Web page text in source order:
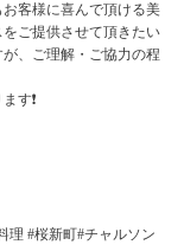
客様に喜んで頂ける美
ご提供させて頂きたい
、ご理解・ご協力の程
す❗️
理 #桜新町#チャルソン